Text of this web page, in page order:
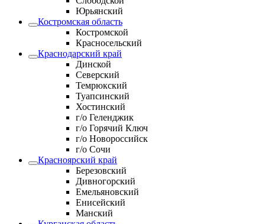
Юрьянский
Костромская область
Костромской
Красносельский
Краснодарский край
Динской
Северский
Темрюкский
Туапсинский
Хостинский
г/о Геленджик
г/о Горячий Ключ
г/о Новороссийск
г/о Сочи
Красноярский край
Березовский
Дивногорский
Емельяновский
Енисейский
Манский